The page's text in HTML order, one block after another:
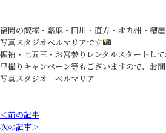
福岡の飯塚・嘉麻・田川・直方・北九州・糟
写真スタジオベルマリアです
振袖・七五三・お宮参りレンタルスタートし
早撮りキャンペーン等もございますので、お
写真スタジオ ベルマリア
＜前の記事
次の記事＞